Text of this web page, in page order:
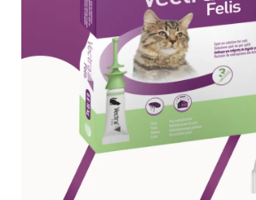
консерви
Овочева
консервація
М'ясні
консерви
Фруктова
консервація
Оливки